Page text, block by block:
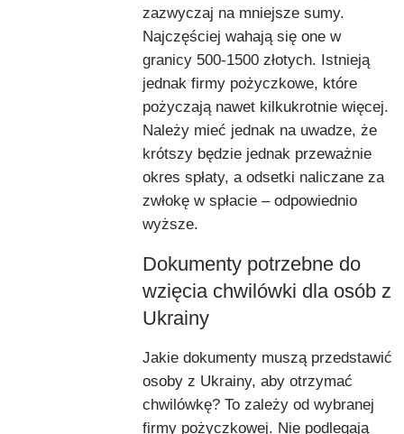
zazwyczaj na mniejsze sumy.
Najczęściej wahają się one w
granicy 500-1500 złotych. Istnieją
jednak firmy pożyczkowe, które
pożyczają nawet kilkukrotnie więcej.
Należy mieć jednak na uwadze, że
krótszy będzie jednak przeważnie
okres spłaty, a odsetki naliczane za
zwłokę w spłacie – odpowiednio
wyższe.
Dokumenty potrzebne do
wzięcia chwilówki dla osób z
Ukrainy
Jakie dokumenty muszą przedstawić
osoby z Ukrainy, aby otrzymać
chwilówkę? To zależy od wybranej
firmy pożyczkowej. Nie podlegają